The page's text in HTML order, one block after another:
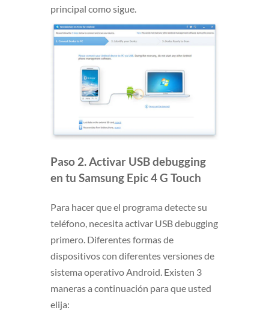
principal como sigue.
Paso 2. Activar USB debugging
en tu Samsung Epic 4 G Touch
Para hacer que el programa detecte su
teléfono, necesita activar USB debugging
primero. Diferentes formas de
dispositivos con diferentes versiones de
sistema operativo Android. Existen 3
maneras a continuación para que usted
elija: